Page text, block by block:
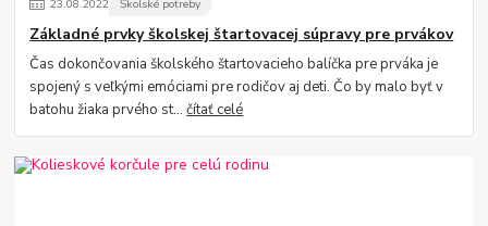
23.08.2022 Školské potreby
Základné prvky školskej štartovacej súpravy pre prvákov
Čas dokončovania školského štartovacieho balíčka pre prváka je
spojený s veľkými emóciami pre rodičov aj deti. Čo by malo byť v
batohu žiaka prvého st...čítať celé